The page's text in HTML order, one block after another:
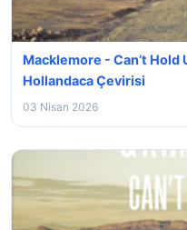
Macklemore - Can’t Hold
Hollandaca Çevirisi
03 Nisan 2026